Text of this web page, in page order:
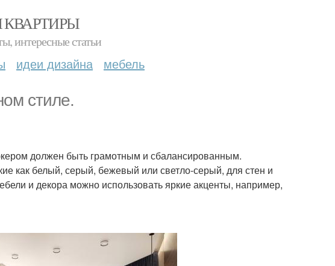
КВАРТИРЫ
интересные статьи
идеи дизайна мебель
стиле.
должен быть грамотным и сбалансированным.
как белый, серый, бежевый или светло-серый, для стен и
и декора можно использовать яркие акценты, например,